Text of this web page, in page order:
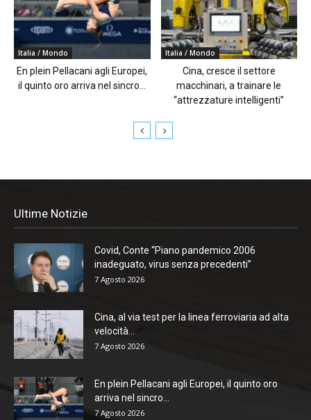
Italia / Mondo
En plein Pellacani agli Europei,
il quinto oro arriva nel sincro...
Italia / Mondo
Cina, cresce il settore
macchinari, a trainare le
“attrezzature intelligenti”
Ultime Notizie
Covid, Conte “Piano pandemico 2006
inadeguato, virus senza precedenti”
7 Agosto 2026
Cina, al via test per la linea ferroviaria ad alta
velocità...
7 Agosto 2026
En plein Pellacani agli Europei, il quinto oro
arriva nel sincro...
7 Agosto 2026